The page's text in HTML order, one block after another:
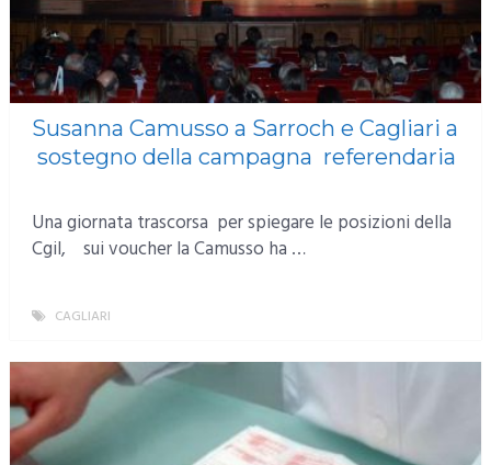
Susanna Camusso a Sarroch e Cagliari a
sostegno della campagna referendaria
Una giornata trascorsa per spiegare le posizioni della
Cgil, sui voucher la Camusso ha …
CAGLIARI